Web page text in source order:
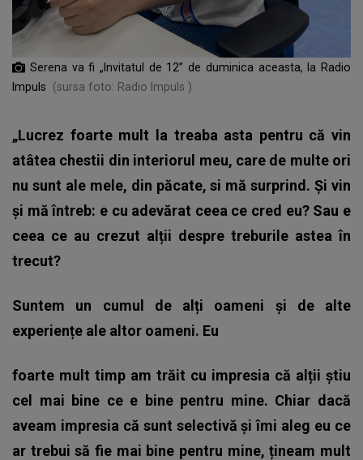
Serena va fi „Invitatul de 12” de duminica aceasta, la Radio
Impuls
(sursa foto: Radio Impuls )
„Lucrez foarte mult la treaba asta pentru că vin
atâtea chestii din interiorul meu, care de multe ori
nu sunt ale mele, din păcate, si mă surprind. Și vin
și mă întreb: e cu adevărat ceea ce cred eu? Sau e
ceea ce au crezut alții despre treburile astea în
trecut?
Suntem un cumul de alți oameni și de alte
experiențe ale altor oameni. Eu
foarte mult timp am trăit cu impresia că alții știu
cel mai bine ce e bine pentru mine. Chiar dacă
aveam impresia că sunt selectivă și îmi aleg eu ce
ar trebui să fie mai bine pentru mine, țineam mult